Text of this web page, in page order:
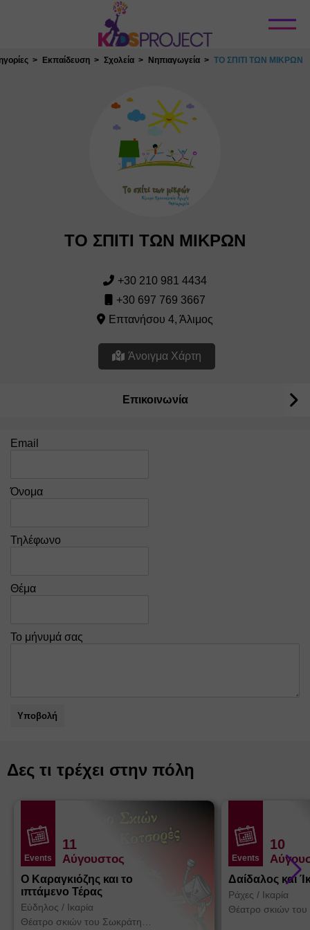
Κλείσιμο
Εκπαίδευση Σχολεία Νηπιαγωγεία ΤΟ ΣΠΙΤΙ ΤΩΝ ΜΙΚΡΩΝ
ΤΟ ΣΠΙΤΙ ΤΩΝ ΜΙΚΡΩΝ
+30 210 981 4434
+30 697 769 3667
Επτανήσου 4, Άλιμος
Άνοιγμα Χάρτη
Επικοινωνία
Email
Όνομα
Τηλέφωνο
Θέμα
Το μήνυμά σας
Υποβολή
Δες τι τρέχει στην πόλη
Events
11
Αύγουστος
Ο Καραγκιόζης και το
ιπτάμενο Τέρας
Εύδηλος / Ικαρία
Θέατρο σκιών του Σωκράτη
Events
10
Δαίδαλος και
Ράχες / Ικαρία
Θέατρο σκιών